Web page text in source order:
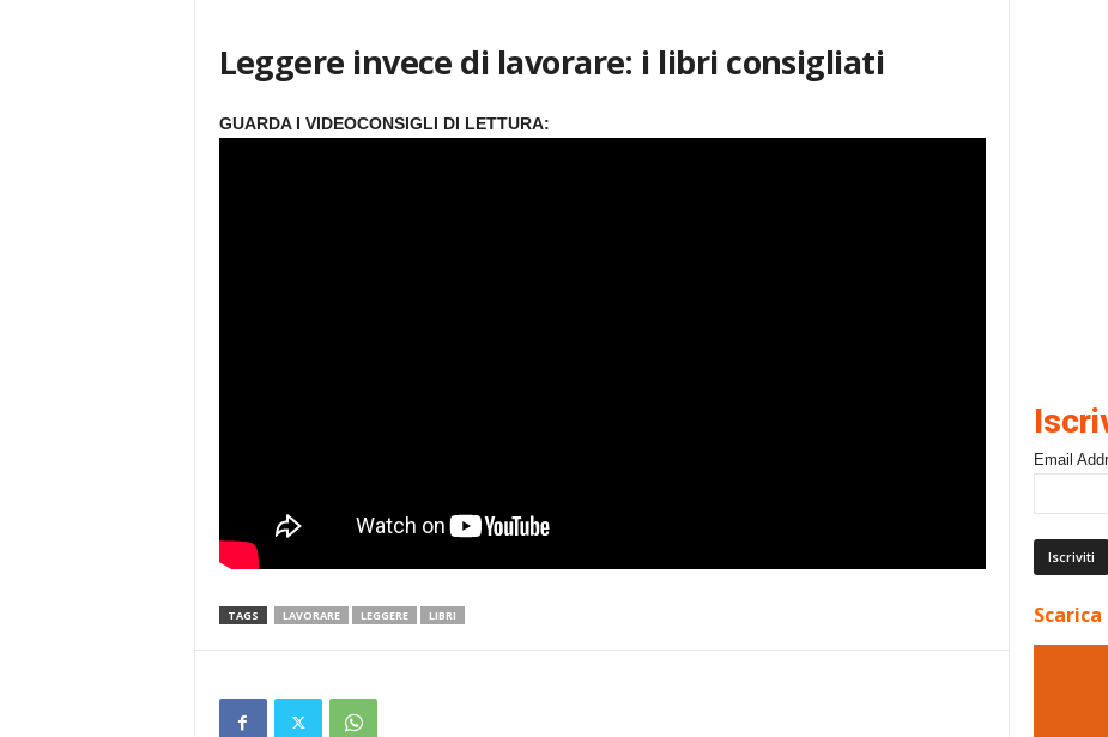
Leggere invece di lavorare: i libri consigliati
GUARDA I VIDEOCONSIGLI DI LETTURA:
TAGS LAVORARE LEGGERE LIBRI
Email